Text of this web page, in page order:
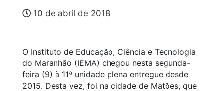
10 de abril de 2018
O Instituto de Educação, Ciência e Tecnologia
do Maranhão (IEMA) chegou nesta segunda-
feira (9) à 11ª unidade plena entregue desde
2015. Desta vez, foi na cidade de Matões, que